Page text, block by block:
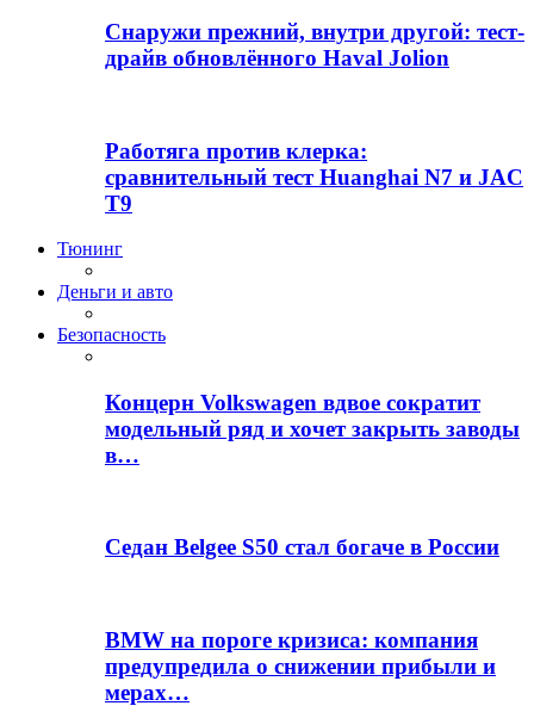
Снаружи прежний, внутри другой: тест-
драйв обновлённого Haval Jolion
Работяга против клерка:
сравнительный тест Huanghai N7 и JAC
T9
Тюнинг
Деньги и авто
Безопасность
Концерн Volkswagen вдвое сократит
модельный ряд и хочет закрыть заводы
в…
Седан Belgee S50 стал богаче в России
BMW на пороге кризиса: компания
предупредила о снижении прибыли и
мерах…